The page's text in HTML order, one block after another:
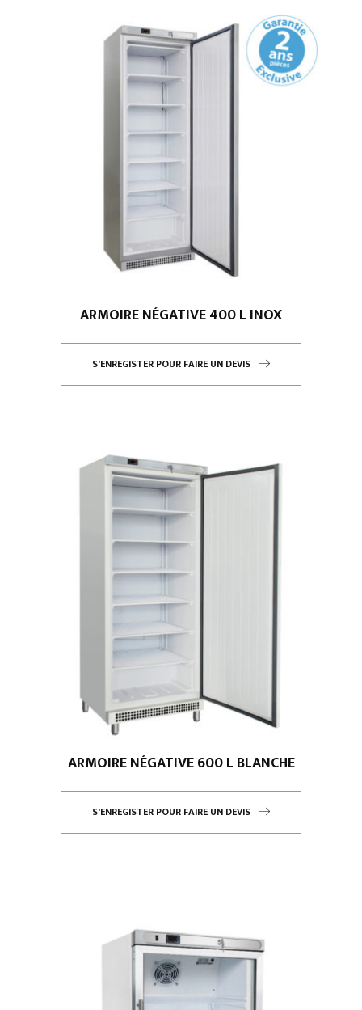
ARMOIRE NÉGATIVE 400 L INOX
S'ENREGISTER POUR FAIRE UN DEVIS
ARMOIRE NÉGATIVE 600 L BLANCHE
S'ENREGISTER POUR FAIRE UN DEVIS